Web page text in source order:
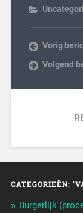
Vorig
Volgend
CATEGORIEËN:
Burgerlijk